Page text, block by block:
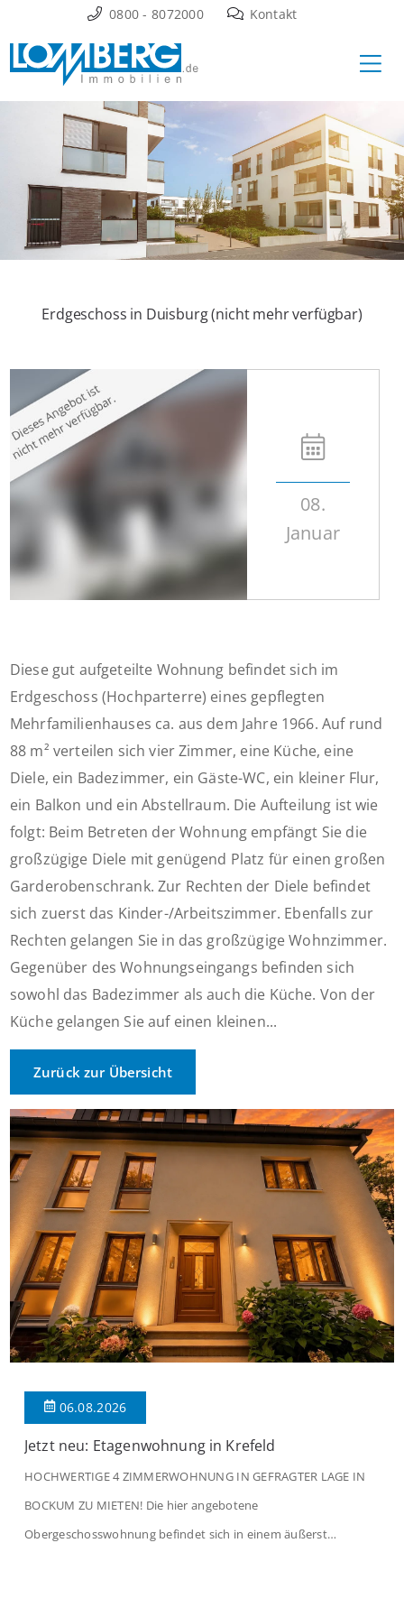
Inhalt
springen
0800 - 8072000 Kontakt
Erdgeschoss in Duisburg (nicht mehr verfügbar)
08.
Januar
Diese gut aufgeteilte Wohnung befindet sich im
Erdgeschoss (Hochparterre) eines gepflegten
Mehrfamilienhauses ca. aus dem Jahre 1966. Auf rund
88 m² verteilen sich vier Zimmer, eine Küche, eine
Diele, ein Badezimmer, ein Gäste-WC, ein kleiner Flur,
ein Balkon und ein Abstellraum. Die Aufteilung ist wie
folgt: Beim Betreten der Wohnung empfängt Sie die
großzügige Diele mit genügend Platz für einen großen
Garderobenschrank. Zur Rechten der Diele befindet
sich zuerst das Kinder-/Arbeitszimmer. Ebenfalls zur
Rechten gelangen Sie in das großzügige Wohnzimmer.
Gegenüber des Wohnungseingangs befinden sich
sowohl das Badezimmer als auch die Küche. Von der
Küche gelangen Sie auf einen kleinen...
Zurück zur Übersicht
06.08.2026
Jetzt neu: Etagenwohnung in Krefeld
HOCHWERTIGE 4 ZIMMERWOHNUNG IN GEFRAGTER LAGE IN
BOCKUM ZU MIETEN! Die hier angebotene
Obergeschosswohnung befindet sich in einem äußerst